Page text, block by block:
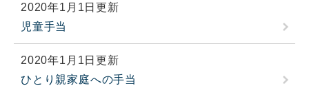
2020年1月1日更新
児童手当
2020年1月1日更新
ひとり親家庭への手当